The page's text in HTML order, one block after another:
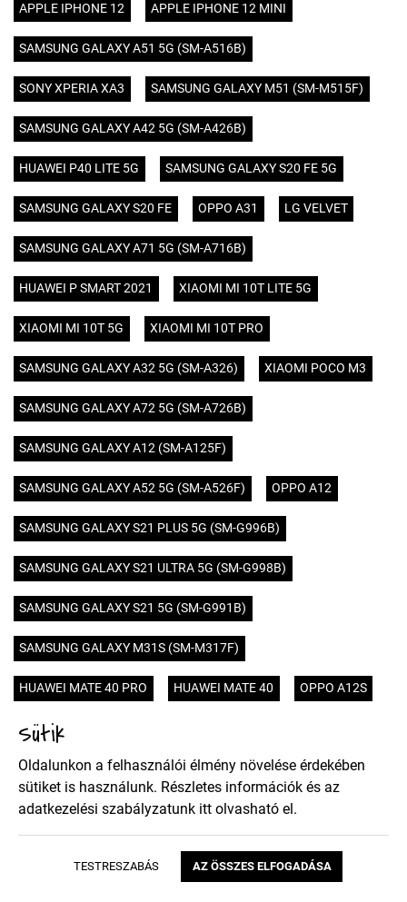
APPLE IPHONE 12 APPLE IPHONE 12 MINI
SAMSUNG GALAXY A51 5G (SM-A516B)
SONY XPERIA XA3 SAMSUNG GALAXY M51 (SM-M515F)
SAMSUNG GALAXY A42 5G (SM-A426B)
HUAWEI P40 LITE 5G SAMSUNG GALAXY S20 FE 5G
SAMSUNG GALAXY S20 FE OPPO A31 LG VELVET
SAMSUNG GALAXY A71 5G (SM-A716B)
HUAWEI P SMART 2021 XIAOMI MI 10T LITE 5G
XIAOMI MI 10T 5G XIAOMI MI 10T PRO
SAMSUNG GALAXY A32 5G (SM-A326) XIAOMI POCO M3
SAMSUNG GALAXY A72 5G (SM-A726B)
SAMSUNG GALAXY A12 (SM-A125F)
SAMSUNG GALAXY A52 5G (SM-A526F) OPPO A12
SAMSUNG GALAXY S21 PLUS 5G (SM-G996B)
SAMSUNG GALAXY S21 ULTRA 5G (SM-G998B)
SAMSUNG GALAXY S21 5G (SM-G991B)
SAMSUNG GALAXY M31S (SM-M317F)
HUAWEI MATE 40 PRO HUAWEI MATE 40 OPPO A12S
HUAWEI HONOR 9X PRO
SONY XPERIA 5 II XIAOMI POCO X3 NFC NOKIA 5.4
MOTOROLA MOTO E7
SAMSUNG GALAXY A02S (SM-A025)
Sütik
Oldalunkon a felhasználói élmény növelése érdekében
sütiket is használunk. Részletes információk és az
adatkezelési szabályzatunk itt olvasható el.
TESTRESZABÁS AZ ÖSSZES ELFOGADÁSA